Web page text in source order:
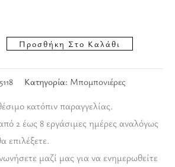
Προσθήκη Στο Καλάθι
5118 Κατηγορία: Μπομπονιέρες
κατόπιν παραγγελίας.
2 έως 8 εργάσιμες ημέρες αναλόγως
επιλέξετε.
μαζί μας για να ενημερωθείτε